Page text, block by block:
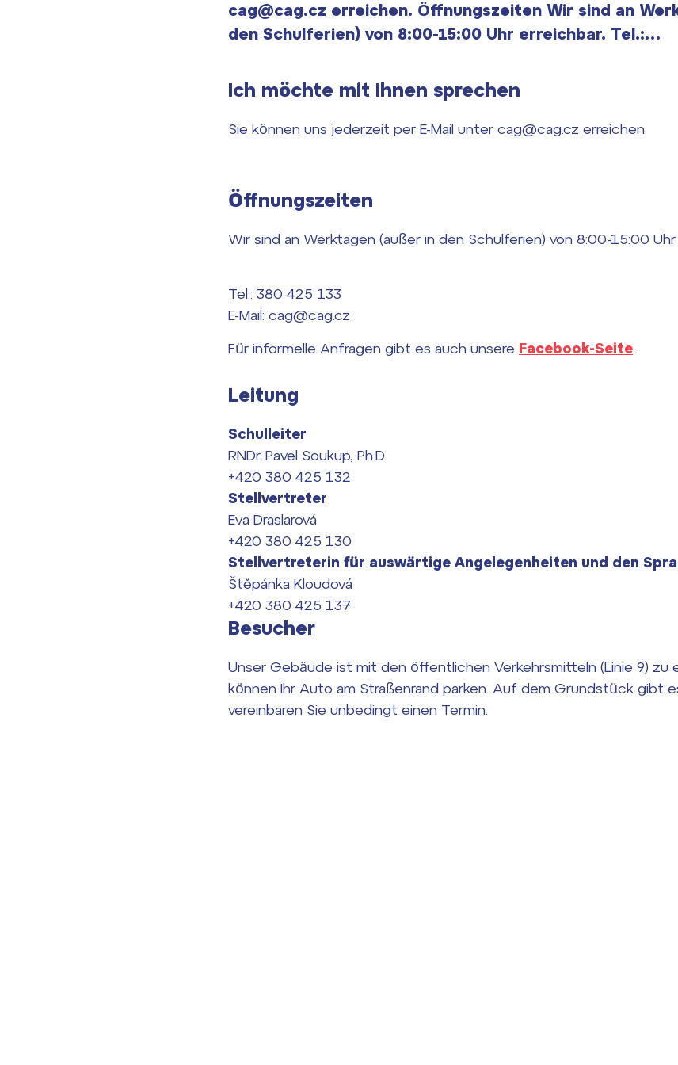
cag@cag.cz erreichen. Öffnungszeiten Wir sind an
den Schulferien) von 8:00-15:00 Uhr erreichbar. Tel.:…
Ich möchte mit Ihnen sprechen
Sie können uns jederzeit per E-Mail unter cag@cag.cz erreichen.
Öffnungszeiten
Wir sind an Werktagen (außer in den Schulferien) von 8:00-15:00 Uhr
Tel.: 380 425 133
E-Mail: cag@cag.cz
Für informelle Anfragen gibt es auch unsere Facebook-Seite
Leitung
Schulleiter
RNDr. Pavel Soukup, Ph.D.
+420 380 425 132
Stellvertreter
Eva Draslarová
+420 380 425 130
Stellvertreterin für auswärtige Angelegenheiten und den
Štěpánka Kloudová
+420 380 425 137
Besucher
Unser Gebäude ist mit den öffentlichen Verkehrsmitteln (Linie 9) zu
können Ihr Auto am Straßenrand parken. Auf dem Grundstück gibt
vereinbaren Sie unbedingt einen Termin.